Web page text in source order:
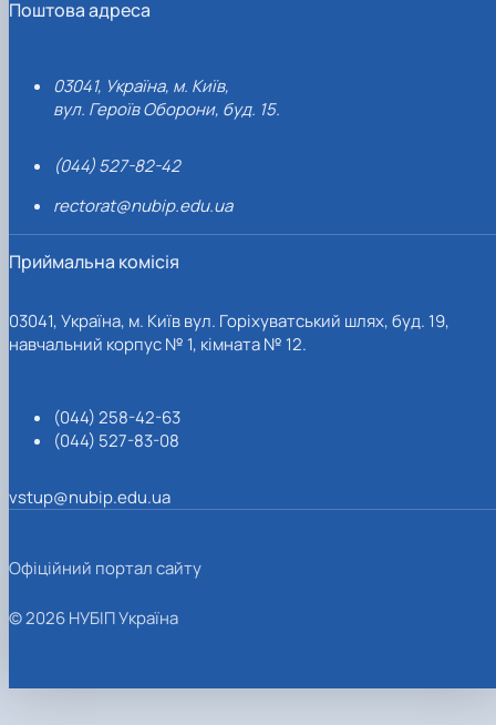
Поштова адреса
03041, Україна, м. Київ,
вул. Героїв Оборони, буд. 15.
(044) 527-82-42
rectorat@nubip.edu.ua
Приймальна комісія
03041, Україна, м. Київ вул. Горіхуватський шлях, буд. 19,
навчальний корпус № 1, кімната № 12.
(044) 258-42-63
(044) 527-83-08
vstup@nubip.edu.ua
Офіційний портал сайту
© 2026 НУБІП Україна